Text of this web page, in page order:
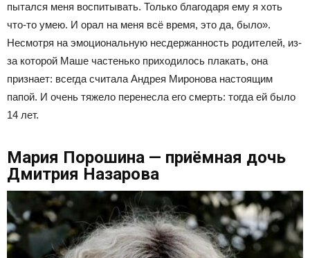
пытался меня воспитывать. Только благодаря ему я хоть
что-то умею. И орал на меня всё время, это да, было».
Несмотря на эмоциональную несдержанность родителей, из-
за которой Маше частенько приходилось плакать, она
признает: всегда считала Андрея Миронова настоящим
папой. И очень тяжело перенесла его смерть: тогда ей было
14 лет.
Мария Порошина — приёмная дочь
Дмитрия Назарова